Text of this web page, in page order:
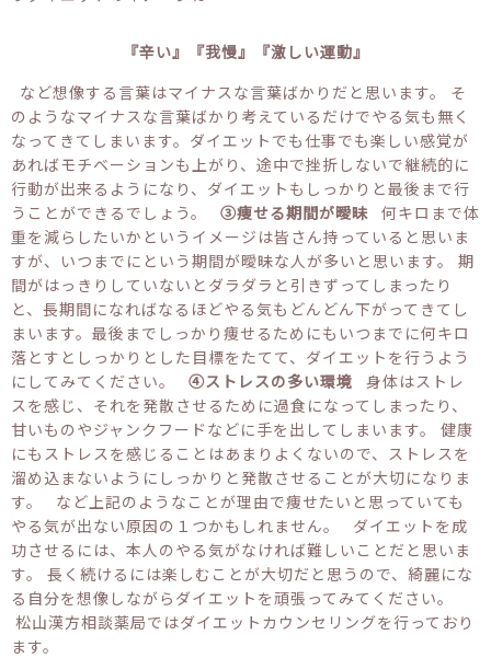
『辛い』『我慢』『激しい運動』
など想像する言葉はマイナスな言葉ばかりだと思います。 そ
のようなマイナスな言葉ばかり考えているだけでやる気も無く
なってきてしまいます。ダイエットでも仕事でも楽しい感覚が
あればモチベーションも上がり、途中で挫折しないで継続的に
行動が出来るようになり、ダイエットもしっかりと最後まで行
うことができるでしょう。 ③痩せる期間が曖昧 何キロまで体
重を減らしたいかというイメージは皆さん持っていると思いま
すが、いつまでにという期間が曖昧な人が多いと思います。 期
間がはっきりしていないとダラダラと引きずってしまったり
と、長期間になればなるほどやる気もどんどん下がってきてし
まいます。最後までしっかり痩せるためにもいつまでに何キロ
落とすとしっかりとした目標をたてて、ダイエットを行うよう
にしてみてください。 ④ストレスの多い環境 身体はストレ
スを感じ、それを発散させるために過食になってしまったり、
甘いものやジャンクフードなどに手を出してしまいます。 健康
にもストレスを感じることはあまりよくないので、ストレスを
溜め込まないようにしっかりと発散させることが大切になりま
す。 など上記のようなことが理由で痩せたいと思っていても
やる気が出ない原因の１つかもしれません。 ダイエットを成
功させるには、本人のやる気がなければ難しいことだと思いま
す。 長く続けるには楽しむことが大切だと思うので、綺麗にな
る自分を想像しながらダイエットを頑張ってみてください。
松山漢方相談薬局ではダイエットカウンセリングを行っており
ます。